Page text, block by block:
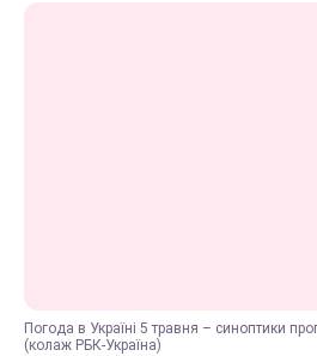
Погода в Україні 5 травня – синоптики
(колаж РБК-Україна)